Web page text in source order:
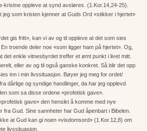
kristne oppleve at synd avsløres. (1.Kor.14,24-25).
jeg som kristen kjenner at Guds Ord «stikker i hjertet»
gis fritt», kan vi av og til oppleve at det som sies
troende deler noe «som ligger ham på hjertet». Og,
det enkle vitnesbyrdet treffer et ømt punkt i livet mitt.
eller av og til også ganske konkret. Så blir det opp
inn i min livssituasjon. Bøyer jeg meg for ordet/
dårlige og syndige handlinger, da har jeg opplevd
som sa disse ordene «profetisk gave».
gave» den hensikt å komme med nye
fra Gud. Sine sannheter har Gud åpenbart i Bibelen.
at Gud kan gi noen «visdomsord» (1.Kor.12,8) om
livssituasjon.